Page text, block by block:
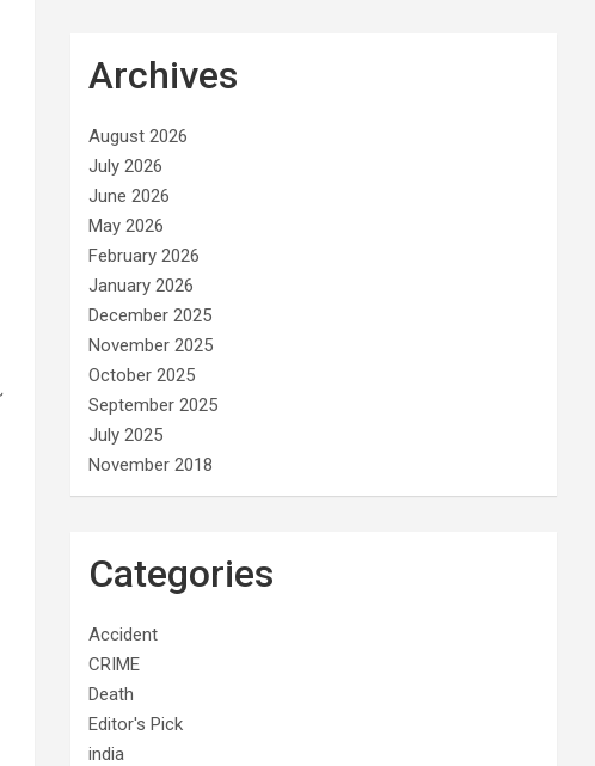
Archives
August 2026
July 2026
June 2026
May 2026
February 2026
January 2026
December 2025
November 2025
October 2025
September 2025
July 2025
November 2018
Categories
Accident
CRIME
Death
Editor's Pick
india